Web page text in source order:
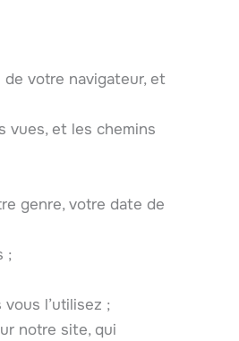
votre navigateur, et
vues, et les chemins
genre, votre date de
;
l’utilisez ;
notre site, qui